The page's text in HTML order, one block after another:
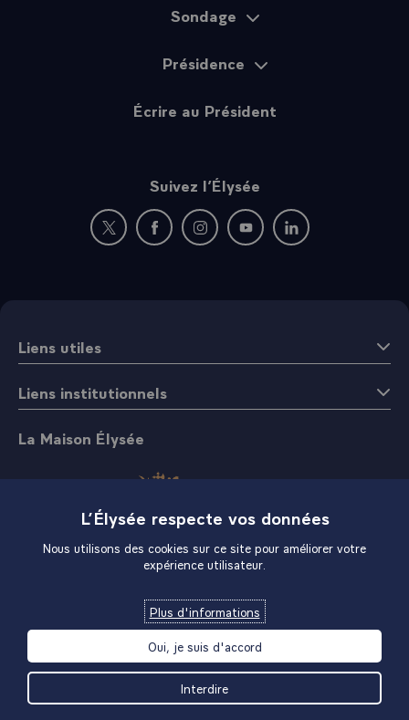
Sondage
Présidence
Écrire au Président
Suivez l’Élysée
Nouvelle fenêtre : rejoignez-nous sur Twitter
Nouvelle fenêtre : rejoignez-nous sur
Nouvelle fenêtre : rejoignez-nous
Nouvelle fenêtre :
Nouvelle fenêtre :
Liens utiles
Liens institutionnels
La Maison Élysée
L’Élysée respecte vos données
Nous utilisons des cookies sur ce site pour améliorer votre
expérience utilisateur.
Plus d'informations
Oui, je suis d'accord
Interdire